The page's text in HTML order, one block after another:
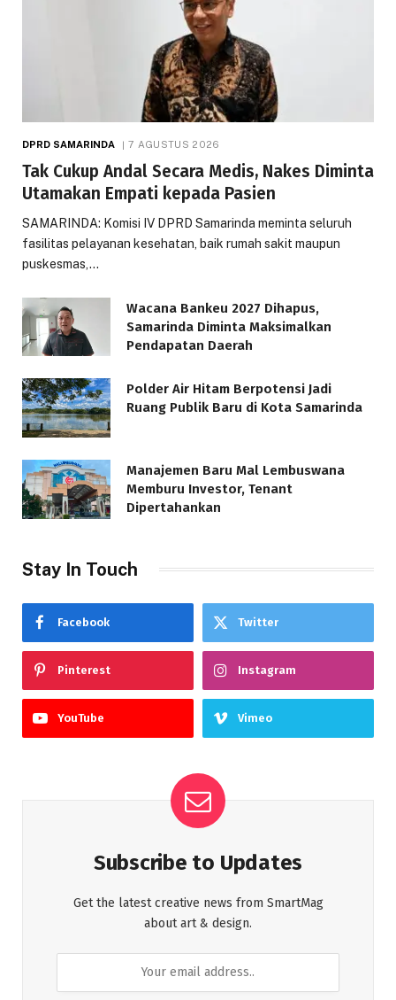
DPRD SAMARINDA 7 AGUSTUS 2026
Tak Cukup Andal Secara Medis, Nakes Diminta
Utamakan Empati kepada Pasien
SAMARINDA: Komisi IV DPRD Samarinda meminta seluruh
fasilitas pelayanan kesehatan, baik rumah sakit maupun
puskesmas,…
Wacana Bankeu 2027 Dihapus,
Samarinda Diminta Maksimalkan
Pendapatan Daerah
Polder Air Hitam Berpotensi Jadi
Ruang Publik Baru di Kota Samarinda
Manajemen Baru Mal Lembuswana
Memburu Investor, Tenant
Dipertahankan
Stay In Touch
Facebook Twitter
Pinterest Instagram
YouTube Vimeo
Subscribe to Updates
Get the latest creative news from SmartMag
about art & design.